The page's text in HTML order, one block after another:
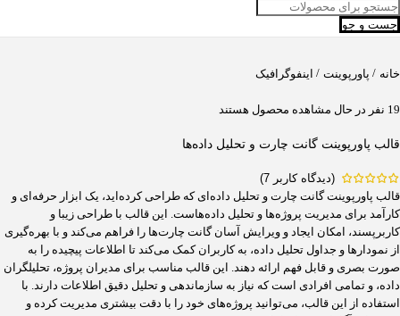
جست و جو
خانه / پاورپوینت / اینفوگرافیک
19 نفر در حال مشاهده محصول هستند
قالب پاورپوینت گانت چارت و تحلیل داده‌ها
(دیدگاه کاربر 7
)
قالب پاورپوینت گانت چارت و تحلیل داده‌ای که طراحی کرده‌اید، یک ابزار حرفه‌ای و
کارآمد برای مدیریت پروژه‌ها و تحلیل داده‌هاست. این قالب با طراحی زیبا و
کاربرپسند، امکان ایجاد و ویرایش آسان گانت چارت‌ها را فراهم می‌کند و با بهره‌گیری
از نمودارها و جداول تحلیل داده، به کاربران کمک می‌کند تا اطلاعات پیچیده را به
صورت بصری و قابل فهم ارائه دهند. این قالب مناسب برای مدیران پروژه، تحلیلگران
داده، و تمامی افرادی است که نیاز به سازماندهی و تحلیل دقیق اطلاعات دارند. با
استفاده از این قالب، می‌توانید پروژه‌های خود را با دقت بیشتری مدیریت کرده و